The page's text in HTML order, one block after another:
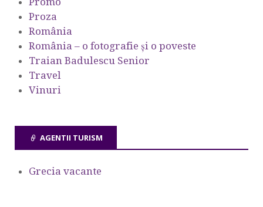
Proza
România
România – o fotografie şi o poveste
Traian Badulescu Senior
Travel
Vinuri
AGENTII TURISM
Grecia vacante